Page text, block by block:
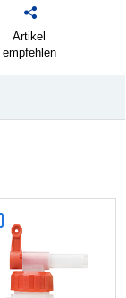
Artikel
empfehlen